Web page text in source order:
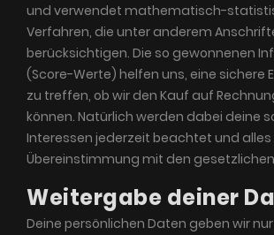
und verwendet mathematisch-
Verfahren, die unter anderem
berücksichtigen. Die so gewonnenen
(Score-Werte) helfen uns, eine sichere
zu treffen, ob wir den Kauf auf
können. Natürlich werden dabei deine
Interessen jederzeit beachtet und
Übereinstimmung mit den
Weitergabe deiner
Deine persönlichen Daten geben wir